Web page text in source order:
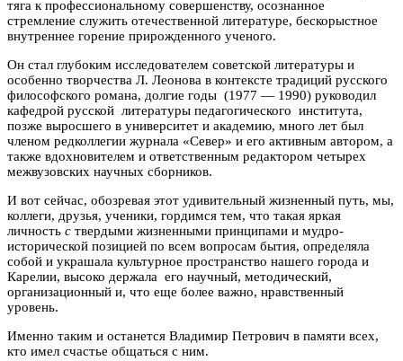
тяга к профессиональному совершенству, осознанное
стремление служить отечественной литературе, бескорыстное
внутреннее горение прирожденного ученого.
Он стал глубоким исследователем советской литературы и
особенно творчества Л. Леонова в контексте традиций русского
философского романа, долгие годы (1977 — 1990) руководил
кафедрой русской литературы педагогического института,
позже выросшего в университет и академию, много лет был
членом редколлегии журнала «Север» и его активным автором, а
также вдохновителем и ответственным редактором четырех
межвузовских научных сборников.
И вот сейчас, обозревая этот удивительный жизненный путь, мы,
коллеги, друзья, ученики, гордимся тем, что такая яркая
личность с твердыми жизненными принципами и мудро-
исторической позицией по всем вопросам бытия, определяла
собой и украшала культурное пространство нашего города и
Карелии, высоко держала его научный, методический,
организационный и, что еще более важно, нравственный
уровень.
Именно таким и останется Владимир Петрович в памяти всех,
кто имел счастье общаться с ним.